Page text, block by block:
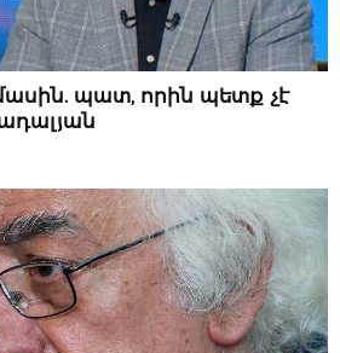
պատ, որին պետք չէ